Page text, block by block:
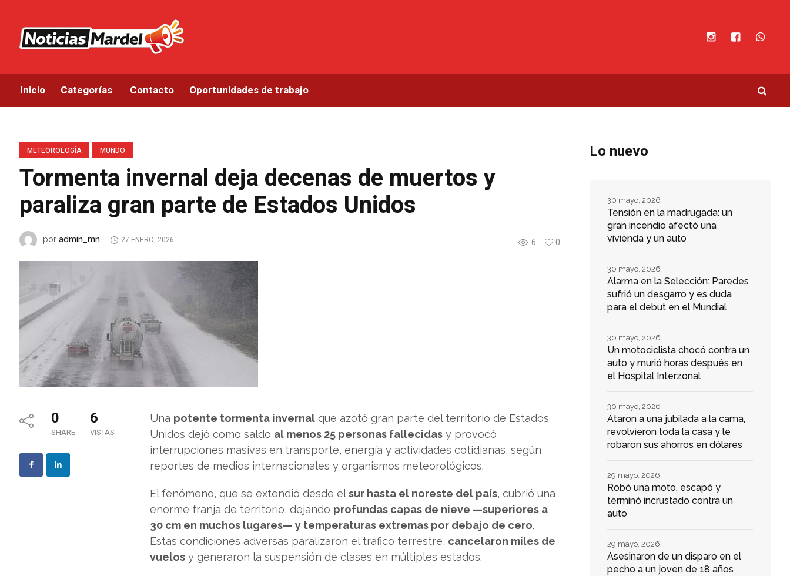
Inicio Categorías Contacto Oportunidades de trabajo
METEOROLOGÍA MUNDO
Tormenta invernal deja decenas de muertos y
paraliza gran parte de Estados Unidos
6 0
poradmin_mn 27 ENERO, 2026
0
SHARE
6
VISTAS
Una potente tormenta invernal que azotó gran parte del territorio de Estados
Unidos dejó como saldo al menos 25 personas fallecidas y provocó
interrupciones masivas en transporte, energía y actividades cotidianas, según
reportes de medios internacionales y organismos meteorológicos.
El fenómeno, que se extendió desde elsur hasta el noreste del país, cubrió una
enorme franja de territorio, dejando profundas capas de nieve —superiores a
30 cm en muchos lugares— y temperaturas extremas por debajo de cero.
Estas condiciones adversas paralizaron el tráfico terrestre, cancelaron miles de
vuelos y generaron la suspensión de clases en múltiples estados.
Lo nuevo
Tensión en la madrugada: un
gran incendio afectó una
vivienda y un auto
30 mayo, 2026
Alarma en la Selección: Paredes
sufrió un desgarro y es duda
para el debut en el Mundial
30 mayo, 2026
Un motociclista chocó contra un
auto y murió horas después en
el Hospital Interzonal
30 mayo, 2026
Ataron a una jubilada a la cama,
revolvieron toda la casa y le
robaron sus ahorros en dólares
30 mayo, 2026
Robó una moto, escapó y
terminó incrustado contra un
auto
29 mayo, 2026
Asesinaron de un disparo en el
pecho a un joven de 18 años
29 mayo, 2026